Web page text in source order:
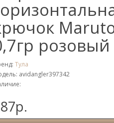
розовый
Тула
avidangler397342